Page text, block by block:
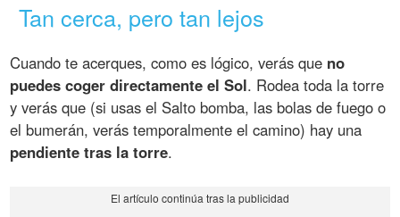
Tan cerca, pero tan lejos
Cuando te acerques, como es lógico, verás que no
puedes coger directamente el Sol. Rodea toda la torre
y verás que (si usas el Salto bomba, las bolas de fuego o
el bumerán, verás temporalmente el camino) hay una
pendiente tras la torre.